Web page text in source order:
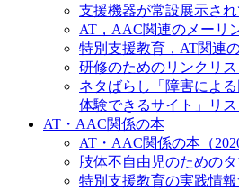
支援機器が常設展示さ
AT，AAC関連のメーリ
特別支援教育，AT関連
研修のためのリンクリス
ネタばらし「障害によ
体験できるサイト」リス
AT・AAC関係の本
AT・AAC関係の本（
肢体不自由児のための
特別支援教育の実践情